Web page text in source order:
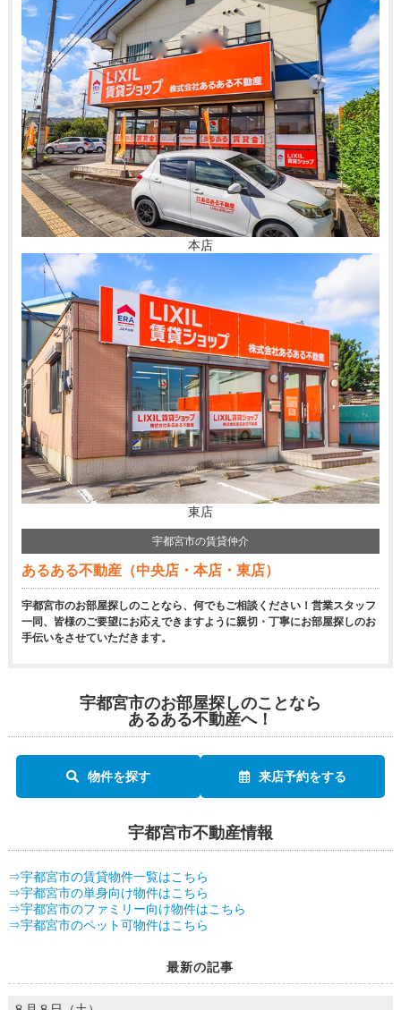
本店
東店
宇都宮市の賃貸仲介
あるある不動産（中央店・本店・東店）
宇都宮市のお部屋探しのことなら、何でもご相談ください！営業スタッフ
一同、皆様のご要望にお応えできますように親切・丁寧にお部屋探しのお
手伝いをさせていただきます。
宇都宮市のお部屋探しのことなら
あるある不動産へ！
物件を探す 来店予約をする
宇都宮市不動産情報
⇒宇都宮市の賃貸物件一覧はこちら
⇒宇都宮市の単身向け物件はこちら
⇒宇都宮市のファミリー向け物件はこちら
⇒宇都宮市のペット可物件はこちら
最新の記事